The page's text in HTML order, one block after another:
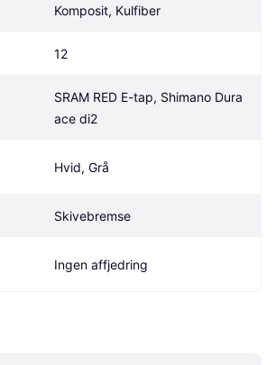
Komposit, Kulfiber
12
SRAM RED E-tap, Shimano Dura
ace di2
Hvid, Grå
Skivebremse
Ingen affjedring